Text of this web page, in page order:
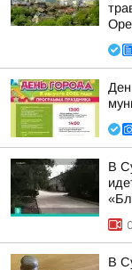
В
В